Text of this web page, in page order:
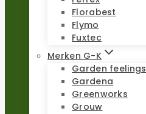
Florabest
Flymo
Fuxtec
Merken G-K
Garden feelings
Gardena
Greenworks
Grouw